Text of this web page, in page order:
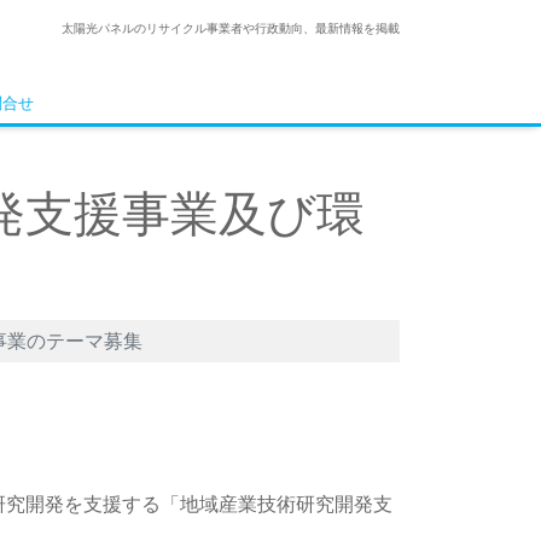
太陽光パネルのリサイクル事業者や行政動向、最新情報を掲載
せ
支援事業及び環
業のテーマ募集
開発を支援する「地域産業技術研究開発支